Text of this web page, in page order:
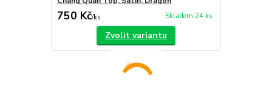
750 Kč/ks Skladem 24 ks
Zvolit variantu